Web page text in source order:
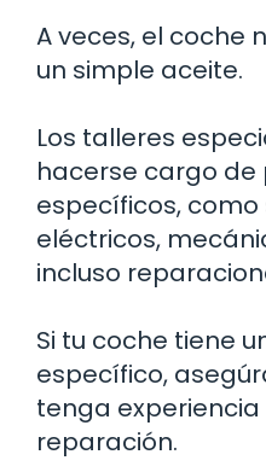
A veces, el coche
un simple aceite.
Los talleres
hacerse cargo
específicos,
eléctricos,
incluso
Si tu coche tiene
específico,
tenga
reparación.